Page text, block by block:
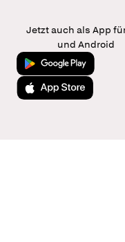
Jetzt auch als App
und Android
Jetzt bei Google Play
Laden im App Store